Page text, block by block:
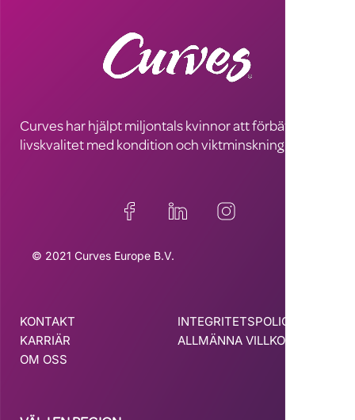
Curves har hjälpt miljontals kvinnor att förbättra sin
livskvalitet med kondition och viktminskning
© 2021 Curves Europe B.V.
KONTAKT
KARRIÄR
OM OSS
INTEGRITETSPOLICY
ALLMÄNNA VILLKOR